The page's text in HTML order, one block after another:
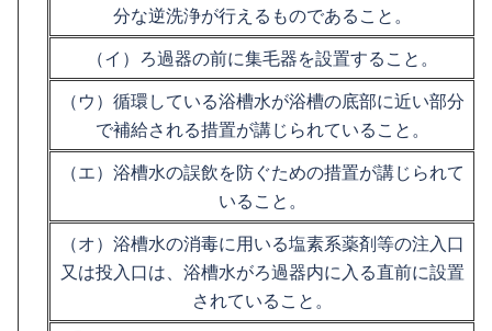
分な逆洗浄が行えるものであること。
（イ）ろ過器の前に集毛器を設置すること。
（ウ）循環している浴槽水が浴槽の底部に近い部分
で補給される措置が講じられていること。
（エ）浴槽水の誤飲を防ぐための措置が講じられて
いること。
（オ）浴槽水の消毒に用いる塩素系薬剤等の注入口
又は投入口は、浴槽水がろ過器内に入る直前に設置
されていること。